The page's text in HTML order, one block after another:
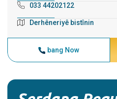
033 44202122
Derhêneriyê bistînin
bang Now